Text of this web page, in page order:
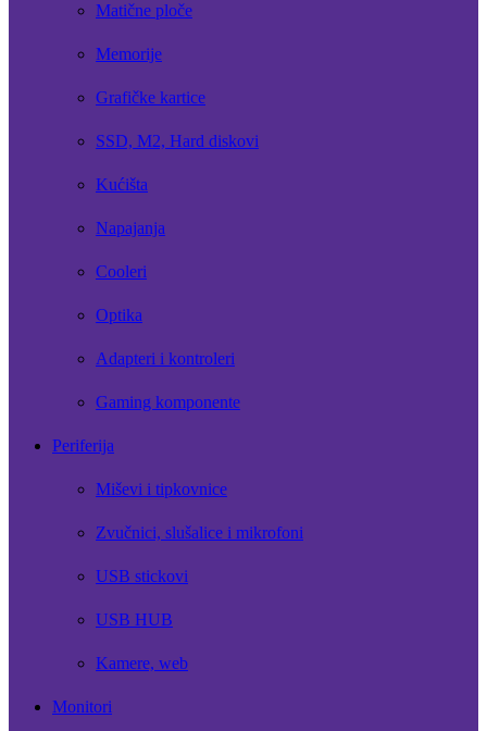
Matične ploče
Memorije
Grafičke kartice
SSD, M2, Hard diskovi
Kućišta
Napajanja
Cooleri
Optika
Adapteri i kontroleri
Gaming komponente
Periferija
Miševi i tipkovnice
Zvučnici, slušalice i mikrofoni
USB stickovi
USB HUB
Kamere, web
Monitori